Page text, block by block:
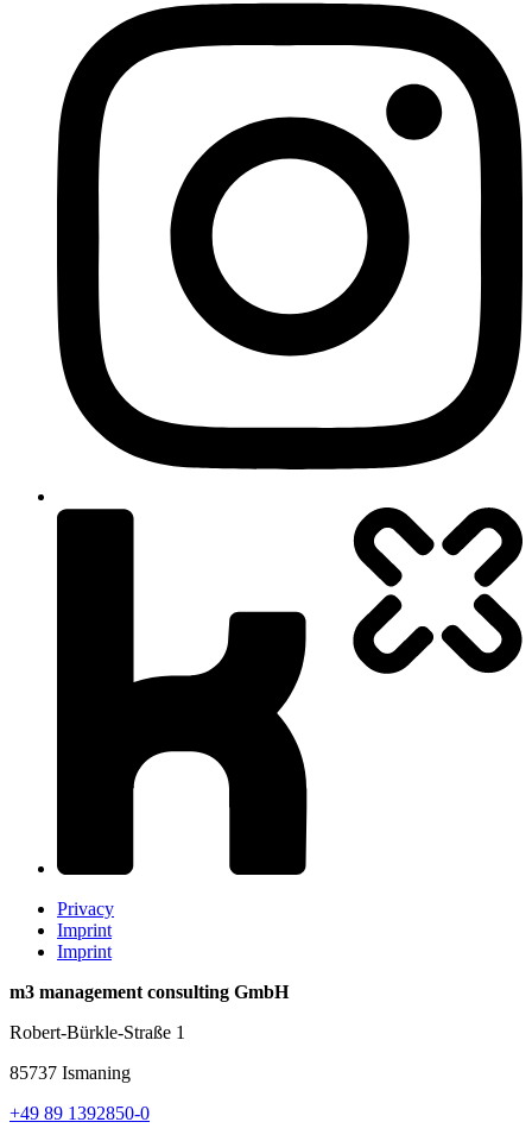
Privacy
Imprint
Imprint
m3 management consulting GmbH
Robert-Bürkle-Straße 1
85737 Ismaning
+49 89 1392850-0